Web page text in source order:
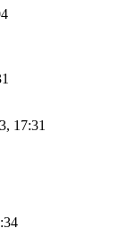
17:31